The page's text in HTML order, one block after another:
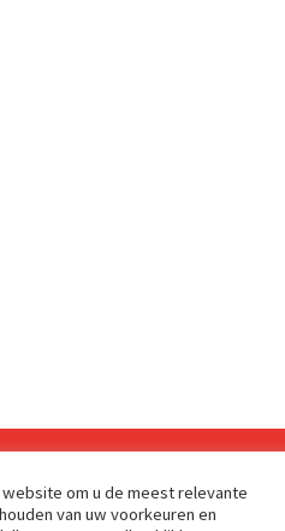
toonaangevende B2B-
om u de meest relevante
van uw voorkeuren en